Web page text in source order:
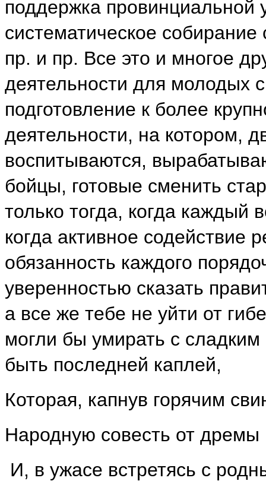
поддержка
систематическое
пр. и пр. Все это и многое
деятельности для молодых
подготовление к более
деятельности, на котором,
воспитываются,
бойцы, готовые сменить
только тогда, когда каждый
когда активное содействие
обязанность каждого
уверенностью сказать
а все же тебе не уйти от
могли бы умирать с
быть последней каплей,
Которая, капнув горячим
Народную совесть от дремы
И, в ужасе встретясь с